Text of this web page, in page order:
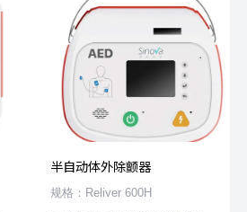
半自动体外除颤器
规格：Reliver 600H